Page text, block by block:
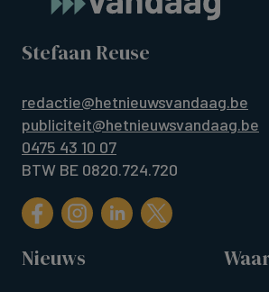
Stefaan Reuse
redactie@hetnieuwsvandaag.be
publiciteit@hetnieuwsvandaag.be
0475 43 10 07
BTW BE 0820.724.720
Nieuws